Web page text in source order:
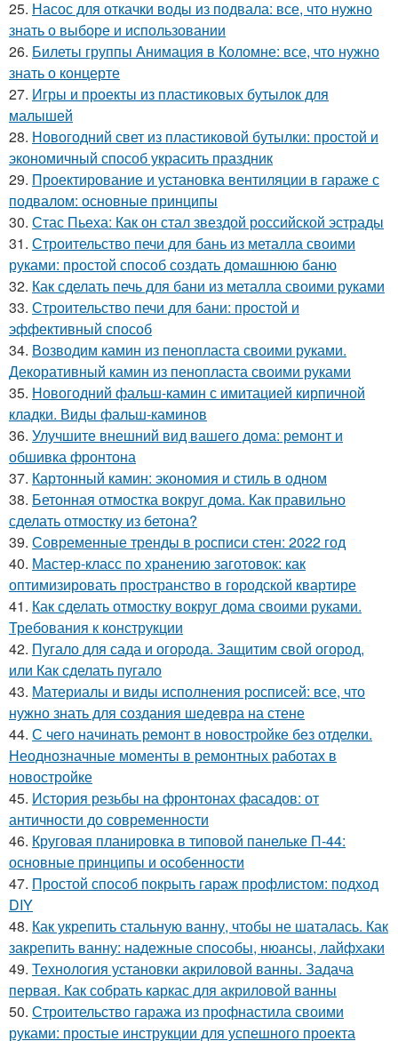
25. Насос для откачки воды из подвала: все, что нужно
знать о выборе и использовании
26. Билеты группы Анимация в Коломне: все, что нужно
знать о концерте
27. Игры и проекты из пластиковых бутылок для
малышей
28. Новогодний свет из пластиковой бутылки: простой и
экономичный способ украсить праздник
29. Проектирование и установка вентиляции в гараже с
подвалом: основные принципы
30. Стас Пьеха: Как он стал звездой российской эстрады
31. Строительство печи для бань из металла своими
руками: простой способ создать домашнюю баню
32. Как сделать печь для бани из металла своими руками
33. Строительство печи для бани: простой и
эффективный способ
34. Возводим камин из пенопласта своими руками.
Декоративный камин из пенопласта своими руками
35. Новогодний фальш-камин с имитацией кирпичной
кладки. Виды фальш-каминов
36. Улучшите внешний вид вашего дома: ремонт и
обшивка фронтона
37. Картонный камин: экономия и стиль в одном
38. Бетонная отмостка вокруг дома. Как правильно
сделать отмостку из бетона?
39. Современные тренды в росписи стен: 2022 год
40. Мастер-класс по хранению заготовок: как
оптимизировать пространство в городской квартире
41. Как сделать отмостку вокруг дома своими руками.
Требования к конструкции
42. Пугало для сада и огорода. Защитим свой огород,
или Как сделать пугало
43. Материалы и виды исполнения росписей: все, что
нужно знать для создания шедевра на стене
44. С чего начинать ремонт в новостройке без отделки.
Неоднозначные моменты в ремонтных работах в
новостройке
45. История резьбы на фронтонах фасадов: от
античности до современности
46. Круговая планировка в типовой панельке П-44:
основные принципы и особенности
47. Простой способ покрыть гараж профлистом: подход
DIY
48. Как укрепить стальную ванну, чтобы не шаталась. Как
закрепить ванну: надежные способы, нюансы, лайфхаки
49. Технология установки акриловой ванны. Задача
первая. Как собрать каркас для акриловой ванны
50. Строительство гаража из профнастила своими
руками: простые инструкции для успешного проекта